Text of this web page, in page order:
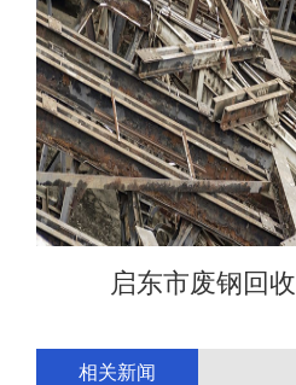
启东市废钢回收
相关新闻